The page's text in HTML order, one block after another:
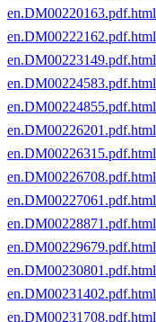
en.DM00220163.pdf.html
en.DM00222162.pdf.html
en.DM00223149.pdf.html
en.DM00224583.pdf.html
en.DM00224855.pdf.html
en.DM00226201.pdf.html
en.DM00226315.pdf.html
en.DM00226708.pdf.html
en.DM00227061.pdf.html
en.DM00228871.pdf.html
en.DM00229679.pdf.html
en.DM00230801.pdf.html
en.DM00231402.pdf.html
en.DM00231708.pdf.html